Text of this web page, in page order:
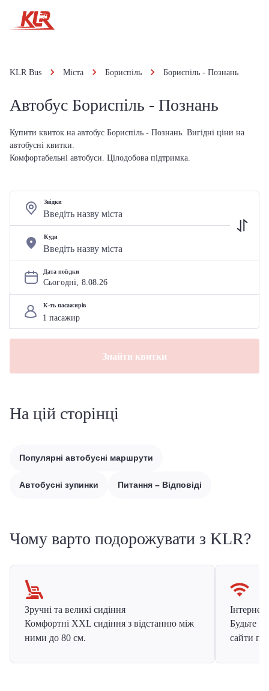
KLR Bus Міста Бориспіль Бориспіль - Познань
Автобус Бориспіль - Познань
Купити квиток на автобус Бориспіль - Познань. Вигідні ціни на
автобусні квитки.
Комфортабельні автобуси. Цілодобова підтримка.
Звідки
Куди
Дата поїздки
Сьогодні, 8.08.26
К-ть пасажирів
Знайти квитки
На цій сторінці
Популярні автобусні маршрути
Автобусні зупинки Питання – Відповіді
Чому варто подорожувати з KLR?
Зручні та великі сидіння
Комфортні XXL сидіння з відстанню між
ними до 80 см.
Інтернет
Будьте
сайти